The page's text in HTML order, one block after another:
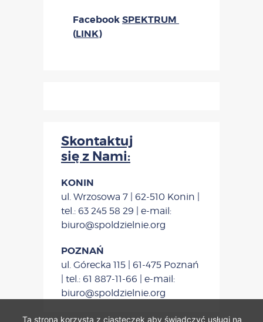
FacebookSPEKTRUM
(LINK)
Skontaktuj
się z Nami:
KONIN
ul. Wrzosowa 7 | 62-510 Konin |
tel.: 63 245 58 29 | e-mail:
biuro@spoldzielnie.org
POZNAŃ
ul. Górecka 115 | 61-475 Poznań
| tel.: 61 887-11-66 | e-mail:
biuro@spoldzielnie.org
Ta strona korzysta z ciasteczek aby świadczyć usługi na